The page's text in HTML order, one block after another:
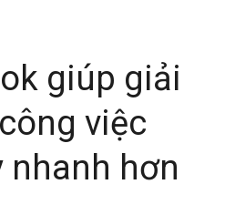
giúp giải
việc
nhanh hơn